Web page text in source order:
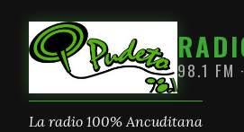
98.1 FM
La radio 100% Ancuditana